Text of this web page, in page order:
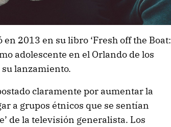
2013 en su libro ‘Fresh off the Boat:
adolescente en el Orlando de los
lanzamiento.
claramente por aumentar la
a grupos étnicos que se sentían
de la televisión generalista. Los